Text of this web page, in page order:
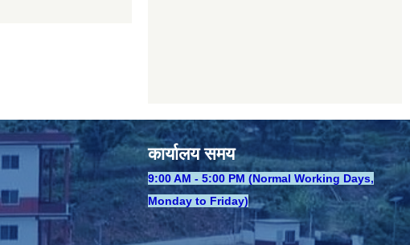
कार्यालय समय
​9:00 AM - 5:00 PM (Normal Working Days,
Monday to Friday)